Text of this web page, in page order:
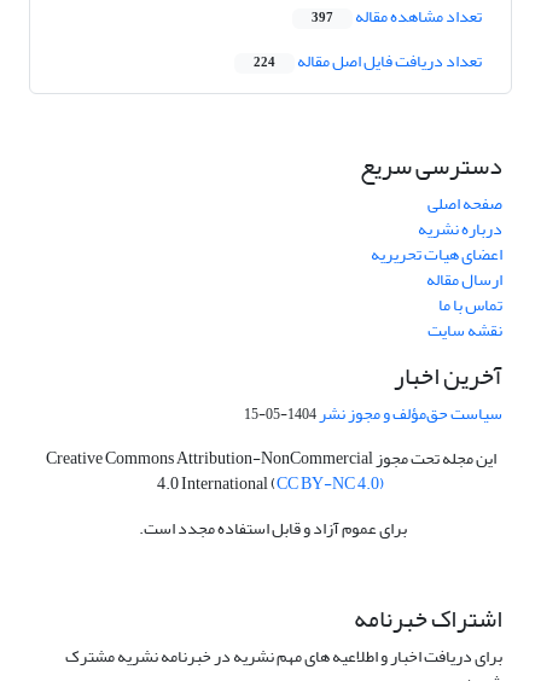
تعداد مشاهده مقاله 397
تعداد دریافت فایل اصل مقاله 224
دسترسی سریع
صفحه اصلی
درباره نشریه
اعضای هیات تحریریه
ارسال مقاله
تماس با ما
نقشه سایت
آخرین اخبار
سیاست حق‌مؤلف و مجوز نشر1404-05-15
این مجله تحت مجوز Creative Commons Attribution-NonCommercial
4.0 International (CC BY-NC 4.0)
برای عموم آزاد و قابل استفاده مجدد است.
اشتراک خبرنامه
برای دریافت اخبار و اطلاعیه های مهم نشریه در خبرنامه نشریه مشترک